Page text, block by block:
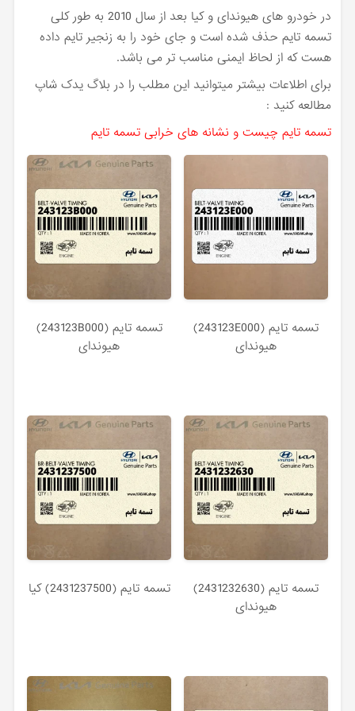
در خودرو های هیوندای و کیا بعد از سال 2010 به طور کلی
تسمه تایم حذف شده است و جای خود را به زنجیر تایم داده
هست که از لحاظ ایمنی مناسب تر می باشد.
برای اطلاعات بیشتر میتوانید این مطلب را در بلاگ یدک شاپ
مطالعه کنید :
تسمه تایم چیست و نشانه های خرابی تسمه تایم
تسمه تايم (243123E000)
هیوندای
تسمه تايم (243123B000)
هیوندای
تسمه تايم (2431232630)
هیوندای
تسمه تايم (2431237500) کیا